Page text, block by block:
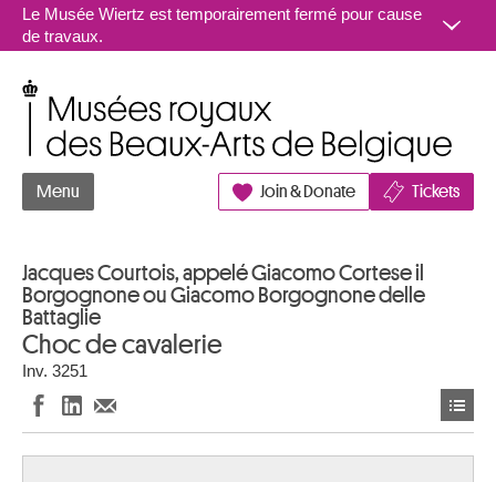
Aller au contenu
Le Musée Wiertz est temporairement fermé pour cause
de travaux.
Menu Join & Donate Tickets
Jacques Courtois, appelé Giacomo Cortese il
Borgognone ou Giacomo Borgognone delle
Battaglie
Choc de cavalerie
Inv. 3251